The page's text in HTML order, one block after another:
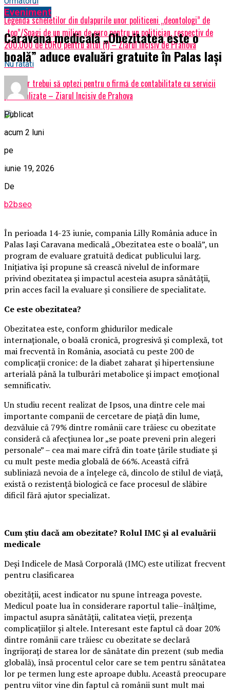
Legenda scheletilor din dulapurile unor politiceni „deontologi” de
„top”/Spagi de un milion de euro pentru un politician, respectiv de
200.000 de EURO pentru altul (I) – Ziarul Incisiv de Prahova
Nu ratati
De ce ar trebui să optezi pentru o firmă de contabilitate cu servicii
personalizate – Ziarul Incisiv de Prahova
Eveniment
Caravana medicală „Obezitatea este o
boală” aduce evaluări gratuite în Palas Iași
Publicat
acum 2 luni
pe
iunie 19, 2026
De
b2bseo
În perioada 14-23 iunie, compania Lilly România aduce în
Palas Iași Caravana medicală „Obezitatea este o boală”, un
program de evaluare gratuită dedicat publicului larg.
Inițiativa își propune să crească nivelul de informare
privind obezitatea și impactul acesteia asupra sănătății,
prin acces facil la evaluare și consiliere de specialitate.
Ce este obezitatea?
Obezitatea este, conform ghidurilor medicale
internaționale, o boală cronică, progresivă și complexă, tot
mai frecventă în România, asociată cu peste 200 de
complicații cronice: de la diabet zaharat și hipertensiune
arterială până la tulburări metabolice și impact emoțional
semnificativ.
Un studiu recent realizat de Ipsos, una dintre cele mai
importante companii de cercetare de piață din lume,
dezvăluie că 79% dintre românii care trăiesc cu obezitate
consideră că afecțiunea lor „se poate preveni prin alegeri
personale” – cea mai mare cifră din toate țările studiate și
cu mult peste media globală de 66%. Această cifră
subliniază nevoia de a înțelege că, dincolo de stilul de viață,
există o rezistență biologică ce face procesul de slăbire
dificil fără ajutor specializat.
Cum știu dacă am obezitate? Rolul IMC și al evaluării
medicale
Deși Indicele de Masă Corporală (IMC) este utilizat frecvent
pentru clasificarea
obezității, acest indicator nu spune întreaga poveste.
Medicul poate lua în considerare raportul talie–înălțime,
impactul asupra sănătății, calitatea vieții, prezența
complicațiilor și altele. Interesant este faptul că doar 20%
dintre românii care trăiesc cu obezitate se declară
îngrijorați de starea lor de sănătate din prezent (sub media
globală), însă procentul celor care se tem pentru sănătatea
lor pe termen lung este aproape dublu. Această preocupare
pentru viitor vine din faptul că românii sunt mult mai